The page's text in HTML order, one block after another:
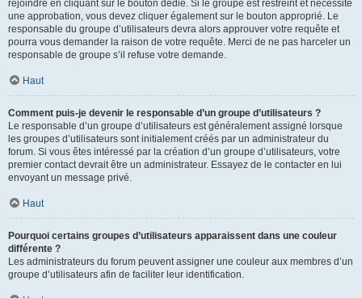
rejoindre en cliquant sur le bouton dédié. Si le groupe est restreint et nécessite
une approbation, vous devez cliquer également sur le bouton approprié. Le
responsable du groupe d’utilisateurs devra alors approuver votre requête et
pourra vous demander la raison de votre requête. Merci de ne pas harceler un
responsable de groupe s’il refuse votre demande.
Haut
Comment puis-je devenir le responsable d’un groupe d’utilisateurs ?
Le responsable d’un groupe d’utilisateurs est généralement assigné lorsque
les groupes d’utilisateurs sont initialement créés par un administrateur du
forum. Si vous êtes intéressé par la création d’un groupe d’utilisateurs, votre
premier contact devrait être un administrateur. Essayez de le contacter en lui
envoyant un message privé.
Haut
Pourquoi certains groupes d’utilisateurs apparaissent dans une couleur
différente ?
Les administrateurs du forum peuvent assigner une couleur aux membres d’un
groupe d’utilisateurs afin de faciliter leur identification.